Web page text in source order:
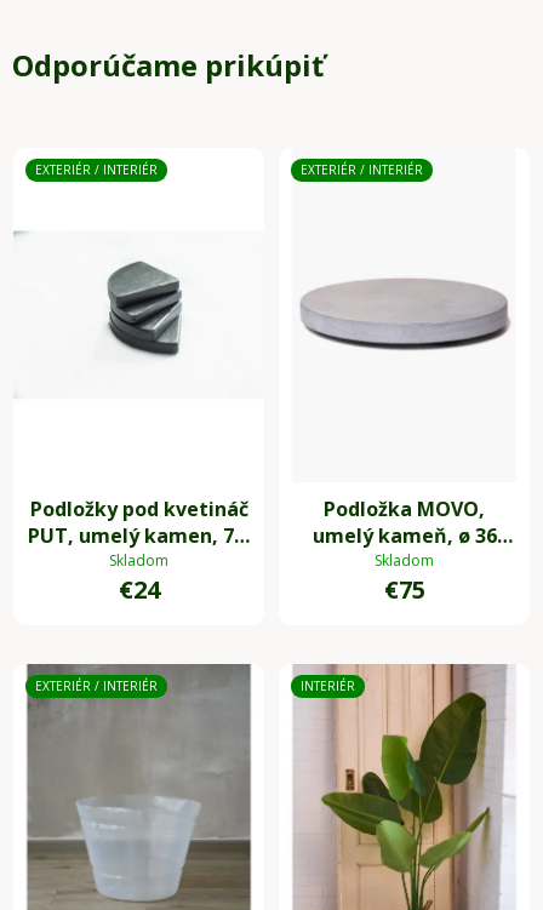
Odporúčame prikúpiť
EXTERIÉR / INTERIÉR
Podložky pod kvetináč
PUT, umelý kamen, 7 x
7 cm, 4-set, sivá
Skladom
€24
EXTERIÉR / INTERIÉR
Podložka MOVO,
umelý kameň, ø 36
cm, sivá
Skladom
€75
EXTERIÉR / INTERIÉR INTERIÉR